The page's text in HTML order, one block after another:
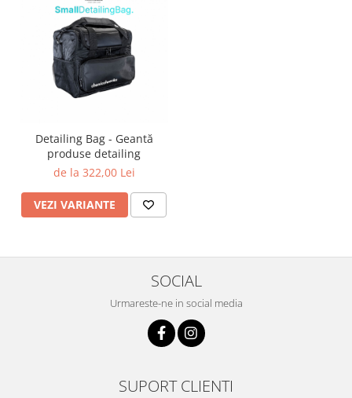
Detailing Bag - Geantă
produse detailing
de la 322,00 Lei
VEZI VARIANTE
SOCIAL
Urmareste-ne in social media
SUPORT CLIENTI